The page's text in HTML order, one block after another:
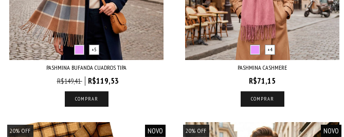
+5
PASHMINA BUFANDA CUADROS TIPA
R$149,41 R$119,53
COMPRAR
+4
PASHMINA CASHMERE
R$71,15
COMPRAR
20%OFF NOVO 20%OFF NOVO